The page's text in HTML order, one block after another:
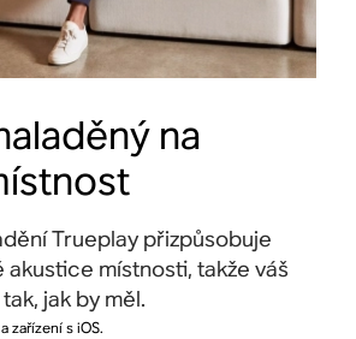
na
Trueplay přizpůsobuje
akustice místnosti, takže váš
jak by měl.
zařízení s iOS.